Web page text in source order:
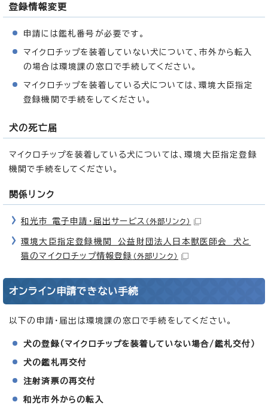
登録情報変更
申請には鑑札番号が必要です。
マイクロチップを装着していない犬について、市外から転入
の場合は環境課の窓口で手続してください。
マイクロチップを装着している犬については、環境大臣指定
登録機関で手続をしてください。
犬の死亡届
マイクロチップを装着している犬については、環境大臣指定登録
機関で手続をしてください。
関係リンク
和光市 電子申請・届出サービス （外部リンク）
環境大臣指定登録機関 公益財団法人日本獣医師会 犬と
猫のマイクロチップ情報登録 （外部リンク）
オンライン申請できない手続
以下の申請・届出は環境課の窓口で手続をしてください。
犬の登録（マイクロチップを装着していない場合/鑑札交付）
犬の鑑札再交付
注射済票の再交付
和光市外からの転入